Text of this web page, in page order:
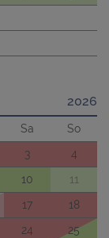
2026
Sa
So
3
4
10
11
17
18
24
25